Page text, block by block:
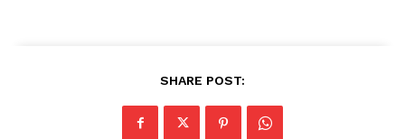
SHARE POST: